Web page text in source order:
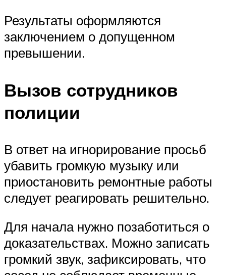
Результаты оформляются
заключением о допущенном
превышении.
Вызов сотрудников
полиции
В ответ на игнорирование просьб
убавить громкую музыку или
приостановить ремонтные работы
следует реагировать решительно.
Для начала нужно позаботиться о
доказательствах. Можно записать
громкий звук, зафиксировать, что